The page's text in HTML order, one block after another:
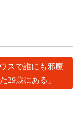
スで誰にも邪魔
29歳にある」